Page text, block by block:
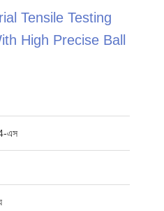
Tensile Testing
High Precise Ball
এস